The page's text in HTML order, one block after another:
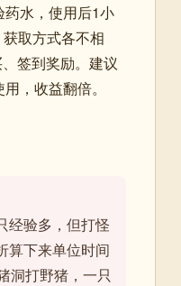
水，使用后1小
取方式各不相
签到奖励。建议
，收益翻倍。
经验多，但打怪
算下来单位时间
洞打野猪，一只